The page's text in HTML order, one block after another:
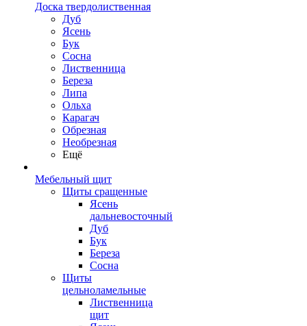
Доска твердолиственная
Дуб
Ясень
Бук
Сосна
Лиственница
Береза
Липа
Ольха
Карагач
Обрезная
Необрезная
Ещё
Мебельный щит
Щиты сращенные
Ясень
дальневосточный
Дуб
Бук
Береза
Сосна
Щиты
цельноламельные
Лиственница
щит